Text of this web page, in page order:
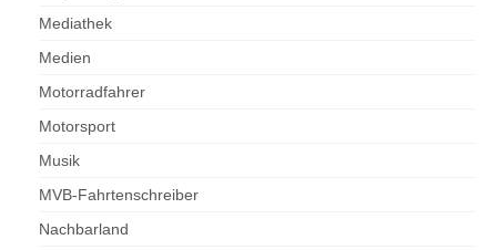
Mediathek
Medien
Motorradfahrer
Motorsport
Musik
MVB-Fahrtenschreiber
Nachbarland